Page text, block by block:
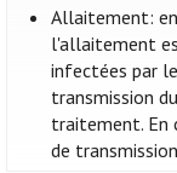
Allaitement:
l'allaitement
infectées par
transmission
traitement. En
de